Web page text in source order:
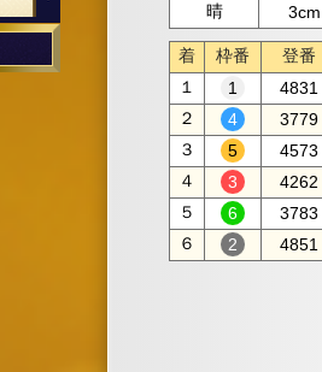
晴
3cm
着 枠番
登番
１
4831
２
3779
３
4573
４
4262
５
3783
６
4851